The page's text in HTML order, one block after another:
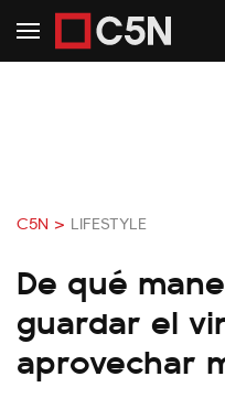
C5N > LIFESTYLE
De qué
guardar el
aprovechar